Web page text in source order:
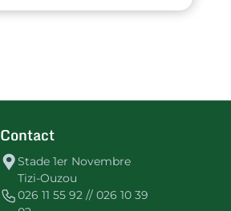
Contact
Stade 1er Novembre
Tizi-Ouzou
026 11 55 92 // 026 10 39